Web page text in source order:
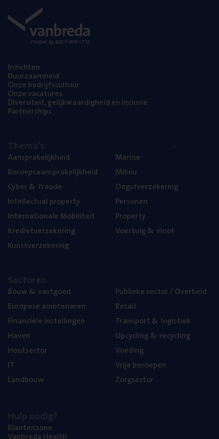
Inzich­ten
Duur­zaam­heid
Onze bedrijfs­cul­tuur
Onze vaca­tu­res
Diver­si­teit, gelijk­waar­dig­heid en inclusie
Part­ner­ships
Aan­spra­ke­lijk­heid
Beroeps­aan­spra­ke­lijk­heid
Cyber& fraude
Intel­lec­tu­al property
Inter­na­ti­o­na­le Mobiliteit
Kre­diet­ver­ze­ke­ring
Kunst­ver­ze­ke­ring
Mari­ne
Mili­eu
Oogst­ver­ze­ke­ring
Per­so­nen
Pro­per­ty
Voer­tuig& vloot
Bouw& vastgoed
Euro­pe­se ambtenaren
Finan­ci­ë­le instellingen
Haven
Hout­sec­tor
IT
Land­bouw
Publie­ke sec­tor / Overheid
Retail
Trans­port& logistiek
Upcy­cling& recycling
Voe­ding
Vrije beroe­pen
Zorg­sec­tor
Klan­ten­zo­ne
Van­b­re­da Health